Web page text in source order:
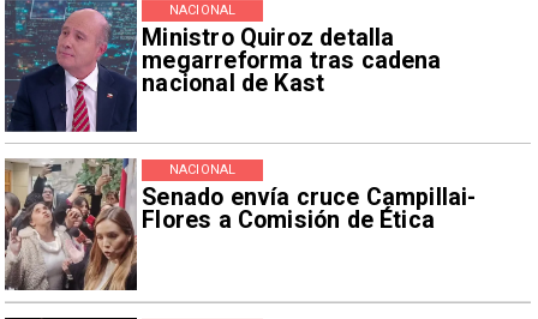
Ministro Quiroz detalla
megarreforma tras cadena
nacional de Kast
NACIONAL
Senado envía cruce Campillai-
Flores a Comisión de Ética
NACIONAL